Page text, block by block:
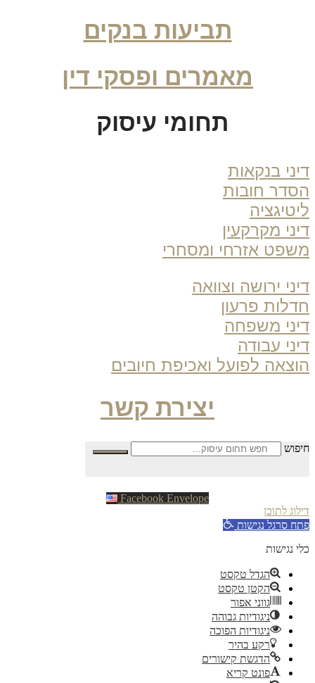
תביעות בנקים
מאמרים ופסקי דין
תחומי עיסוק
בנקאות
חובות
מקרקעין
אזרחי ומסחרי
ירושה וצוואה
פרעון
משפחה
עבודה
לפועל ואכיפת חיובים
יצירת קשר
Facebook Envelope
לתוכן
סרגל נגישות
נגישות
הגדל טקסט
הקטן טקסט
גווני אפור
ניגודיות גבוהה
ניגודיות הפוכה
רקע בהיר
הדגשת קישורים
פונט קריא